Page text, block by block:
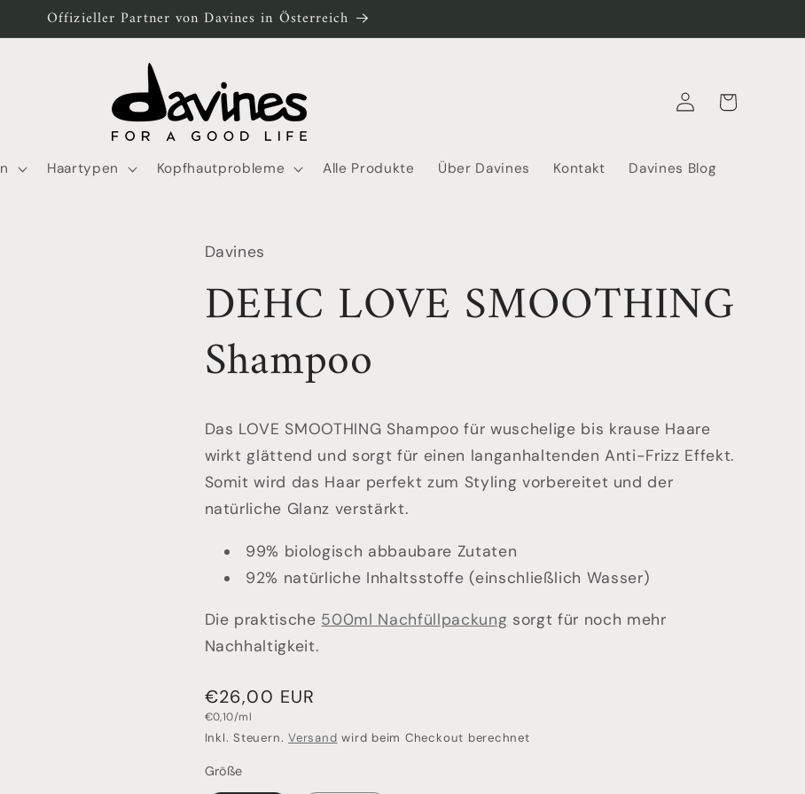
Offizieller Partner von Davines in Österreich
Haartypen Kopfhautprobleme Alle Produkte Über Davines Kontakt Davines Blog
EinloggenWarenkorb
Davines
DEHC LOVE SMOOTHING
Shampoo
Das LOVE SMOOTHING Shampoo für wuschelige bis krause Haare
wirkt glättend und sorgt für einen langanhaltenden Anti-Frizz Effekt.
Somit wird das Haar perfekt zum Styling vorbereitet und der
natürliche Glanz verstärkt.
99% biologisch abbaubare Zutaten
92% natürliche Inhaltsstoffe (einschließlich Wasser)
Die praktische 500ml Nachfüllpackung sorgt für noch mehr
Nachhaltigkeit.
Normaler
Preis
€26,00 EUR
Grundpreis
€0,10/ml
Inkl. Steuern.Versand wird beim Checkout berechnet
Größe